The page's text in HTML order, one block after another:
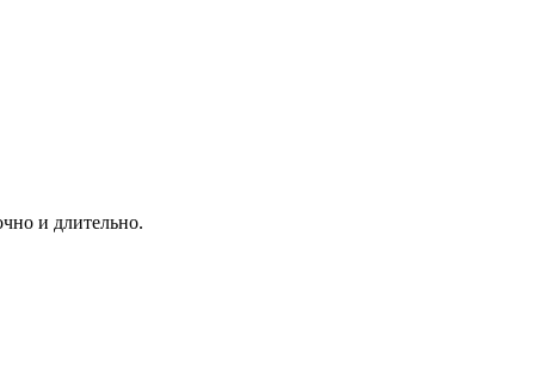
и длительно.